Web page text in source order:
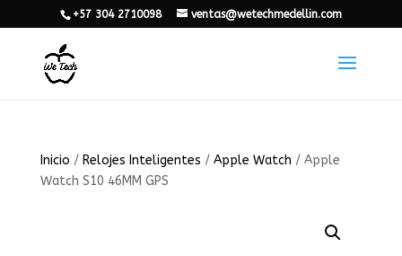
+57 304 2710098 ventas@wetechmedellin.com
Inicio / Relojes Inteligentes / Apple Watch / Apple
Watch S10 46MM GPS